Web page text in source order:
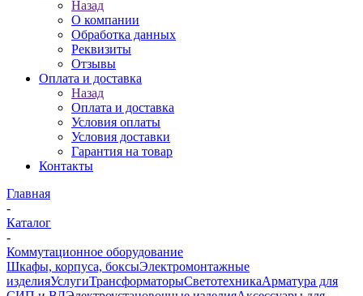
Назад
О компании
Обработка данных
Реквизиты
Отзывы
Оплата и доставка
Назад
Оплата и доставка
Условия оплаты
Условия доставки
Гарантия на товар
Контакты
Главная
-
Каталог
-
Коммутационное оборудование
Шкафы, корпуса, боксыЭлектромонтажные
изделияУслугиТрансформаторыСветотехникаАрматура для